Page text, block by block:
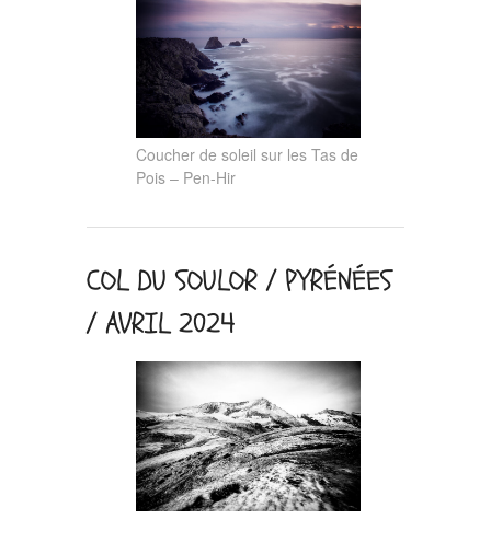
Coucher de soleil sur les Tas de
Pois – Pen-Hir
COL DU SOULOR / PYRÉNÉES
/ AVRIL 2024